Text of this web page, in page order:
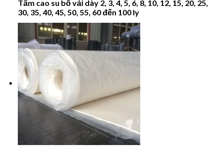
Tấm cao su bố vải dày 2, 3, 4, 5, 6, 8, 10, 12, 15, 20, 25,
30, 35, 40, 45, 50, 55, 60 đến 100 ly